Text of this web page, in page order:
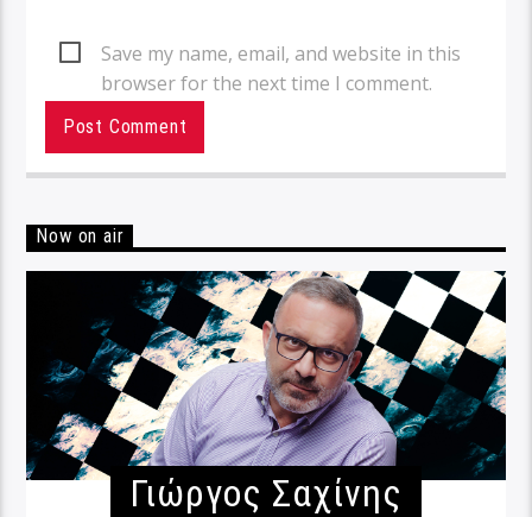
Save my name, email, and website in this
browser for the next time I comment.
Now on air
Γιώργος Σαχίνης